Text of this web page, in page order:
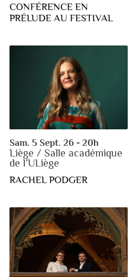
CONFÉRENCE EN
PRÉLUDE AU FESTIVAL
Sam. 5 Sept. 26 - 20h
Liège / Salle académique
de l’ULiège
RACHEL PODGER